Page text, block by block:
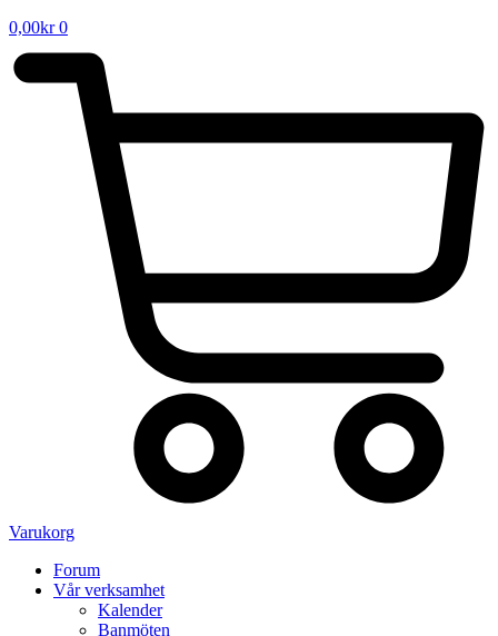
0,00kr 0
Varukorg
Forum
Vår verksamhet
Kalender
Banmöten